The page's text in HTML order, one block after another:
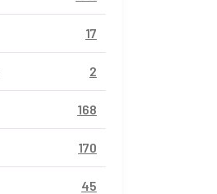
17
2
168
170
45